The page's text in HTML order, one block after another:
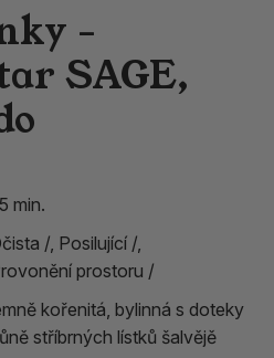
-
SAGE,
min.
/, Posilující /,
prostoru /
kořenitá, bylinná s doteky
stříbrných lístků šalvějě